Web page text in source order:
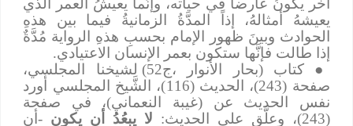
آخر يكونُ عارضاً في حياته، وإنَّما يعيشُ العمر الَّذي
يعيشهُ أمثالهُ،
إذاً المدَّةُ الزمانيةُ فيما بين هذهِ
الحوادث وبينَ ظهور الإمام بحسبِ هذهِ الرواية مُدَّةٌ
إذا طالت فإنَّها ستكون بعمر الإنسان الاعتيادي.
●
كتاب (بحار الأنوار ،ج52) لشيخنا المجلسي،
صفحة (243)، الحديث (116)، الشَّيخ المجلسي أورد
نفس الحديث عن (غيبة النعماني)، في صفحة
لا يبعُدُ أن يكون-أن